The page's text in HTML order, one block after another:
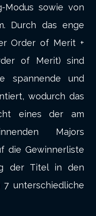
Modus sowie von
Durch das enge
Order of Merit +
of Merit) sind
spannende und
wodurch das
eines der am
Majors
die Gewinnerliste
der Titel in den
unterschiedliche